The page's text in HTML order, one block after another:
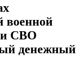
военной
СВО
денежный